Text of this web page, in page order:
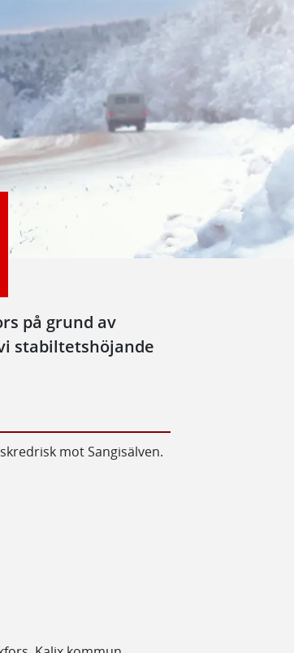
på grund av
stabiltetshöjande
mot Sangisälven.